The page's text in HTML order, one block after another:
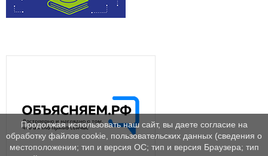
Продолжая использовать наш сайт, вы даете согласие на
обработку файлов cookie, пользовательских данных (сведения о
местоположении; тип и версия ОС; тип и версия Браузера; тип